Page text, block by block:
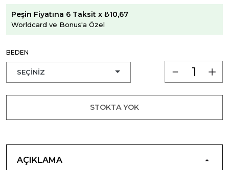
Peşin Fiyatına 6 Taksit x ₺10,67
Worldcard ve Bonus'a Özel
BEDEN
STOKTA YOK
AÇIKLAMA